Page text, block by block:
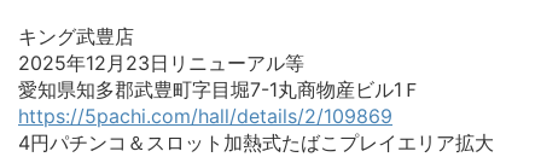
キング武豊店
2025年12月23日リニューアル等
愛知県知多郡武豊町字目堀7-1丸商物産ビル1Ｆ
https://5pachi.com/hall/details/2/109869
4円パチンコ＆スロット加熱式たばこプレイエリア拡大